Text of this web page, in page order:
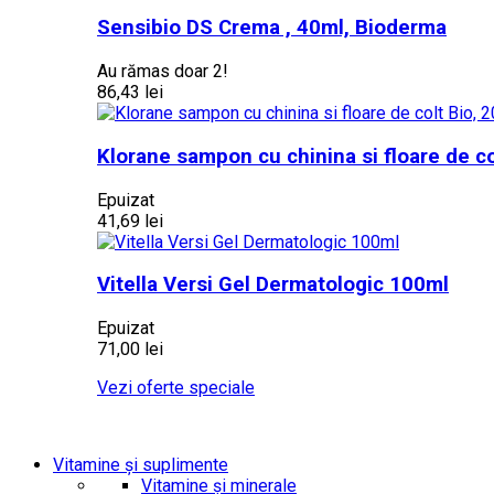
Sensibio DS Crema , 40ml, Bioderma
Au rămas doar 2!
86,43 lei
Klorane sampon cu chinina si floare de
Epuizat
41,69 lei
Vitella Versi Gel Dermatologic 100ml
Epuizat
71,00 lei
Vezi oferte speciale
Vitamine și suplimente
Vitamine și minerale